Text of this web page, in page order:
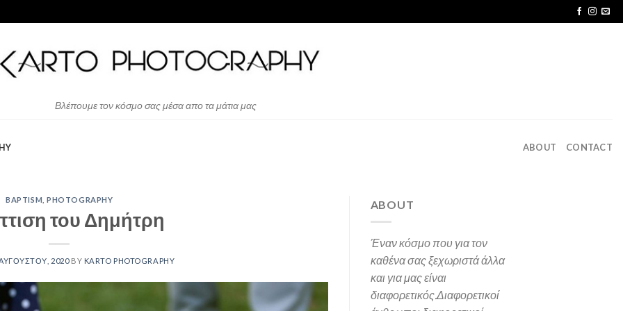
Βλέπουμε τον κόσμο σας μέσα απο τα μάτια μας
ABOUT CONTACT
BAPTISM ,PHOTOGRAPHY
του Δημήτρη
2020 BY KARTO PHOTOGRAPHY
ABOUT
Έναν κόσμο που για τον
καθένα σας ξεχωριστά άλλα
και για μας είναι
διαφορετικός.Διαφορετικοί